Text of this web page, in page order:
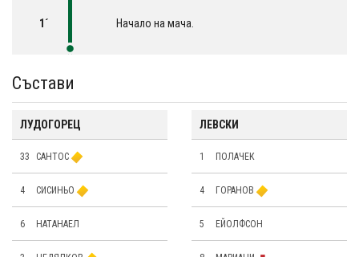
1´ Начало на мача.
Състави
ЛУДОГОРЕЦ
33 САНТОС
4 СИСИНЬО
6 НАТАНАЕЛ
ЛЕВСКИ
1 ПОЛАЧЕК
4 ГОРАНОВ
5 ЕЙОЛФСОН